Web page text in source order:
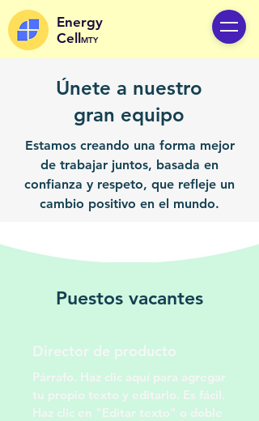
Energy
Cell
MTY
Únete a nuestro
gran equipo
Estamos creando una forma mejor
de trabajar juntos, basada en
confianza y respeto, que refleje un
cambio positivo en el mundo.
Puestos vacantes
Director de producto
Párrafo. Haz clic aquí para agregar
tu propio texto y editarlo. Es fácil.
Haz clic en "Editar texto" o doble